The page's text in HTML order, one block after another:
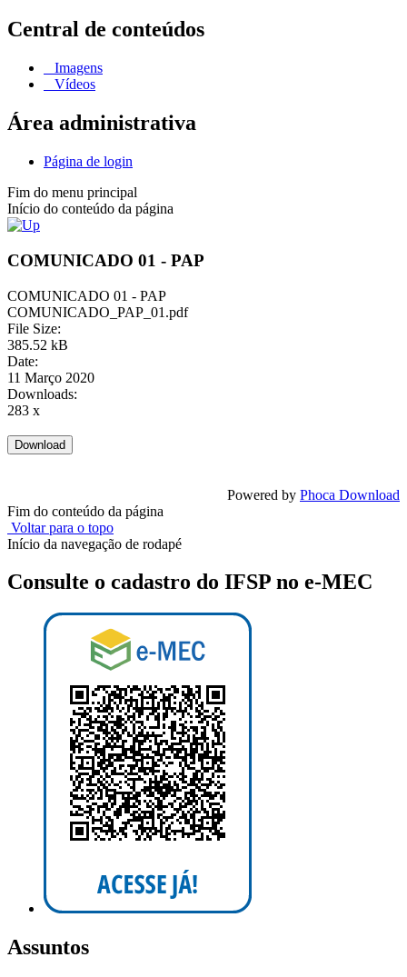
Central de conteúdos
Imagens
Vídeos
Área administrativa
Página de login
Fim do menu principal
Início do conteúdo da página
COMUNICADO 01 - PAP
COMUNICADO 01 - PAP
COMUNICADO_PAP_01.pdf
File Size:
385.52 kB
Date:
11 Março 2020
Downloads:
283 x
Powered by Phoca Download
Fim do conteúdo da página
Voltar para o topo
Início da navegação de rodapé
Consulte o cadastro do IFSP no e-MEC
Assuntos